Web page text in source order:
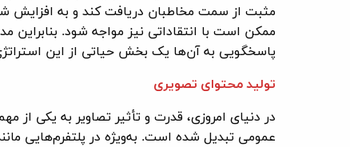
مثبت از سمت مخاطبان دریافت کند و به افزایش
ممکن است با انتقاداتی نیز مواجه شود. بنابراین
پاسخگویی به آن‌ها یک بخش حیاتی از این
تولید محتوای تصویری
در دنیای امروزی، قدرت و تأثیر تصاویر به یکی از
عمومی تبدیل شده است. به‌ویژه در پلتفرم‌هایی